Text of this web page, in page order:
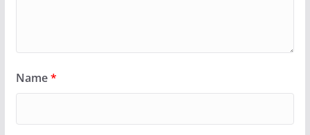
Name*